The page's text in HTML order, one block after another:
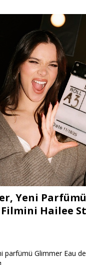
Yeni
Filmini Hailee
parfümü Glimmer Eau